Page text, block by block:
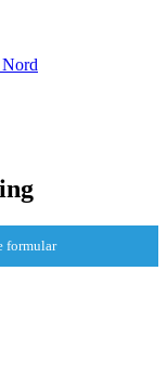
formular